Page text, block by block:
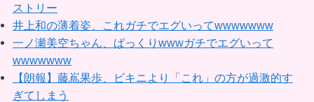
ストリー
井上和の薄着姿、これガチでエグいってwwwwwww
一ノ瀬美空ちゃん、ぱっくりwwwガチでエグいって
wwwwwww
【朗報】藤嶌果歩、ビキニより「これ」の方が過激的す
ぎてしまう